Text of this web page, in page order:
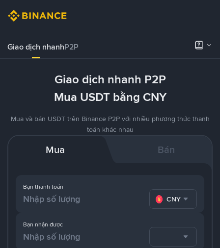
Giao dịch nhanhP2P
Giao dịch nhanh P2P
Mua USDT bằng CNY
Mua và bán USDT trên Binance P2P với nhiều phương thức thanh
toán khác nhau
Mua Bán
Bạn thanh toán
CNY
Bạn nhận được